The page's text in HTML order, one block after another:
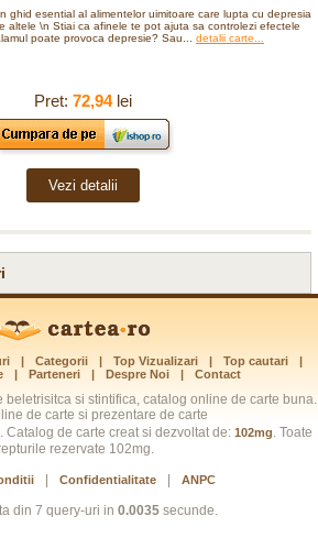
ghid esential al alimentelor uimitoare care lupta cu depresia,
altele \n Stiai ca afinele te pot ajuta sa controlezi efectele
poate provoca depresie? Sau... detalii carte...
Pret: 72,94lei
Vezi detalii
| Categorii | Top Vizualizari | Top cautari
|
| Parteneri | Despre Noi | Contact
beletrisitca si stintifica, catalog online de carte buna.
de carte si prezentare de carte
de carte creat si dezvoltat de: 102mg. Toate
rezervate 102mg.
Confidentialitate ANPC
din 7 query-uri in 0.0035secunde.